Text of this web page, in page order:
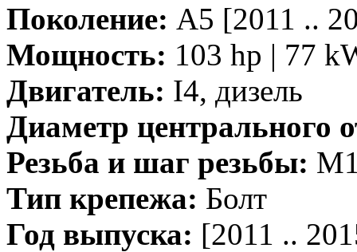
Поколение: A5 [2011 ..
Мощность: 103 hp | 77
Двигатель: I4, дизель
Диаметр центрального
Резьба и шаг резьбы:
Тип крепежа: Болт
Год выпуска: [2011 ..